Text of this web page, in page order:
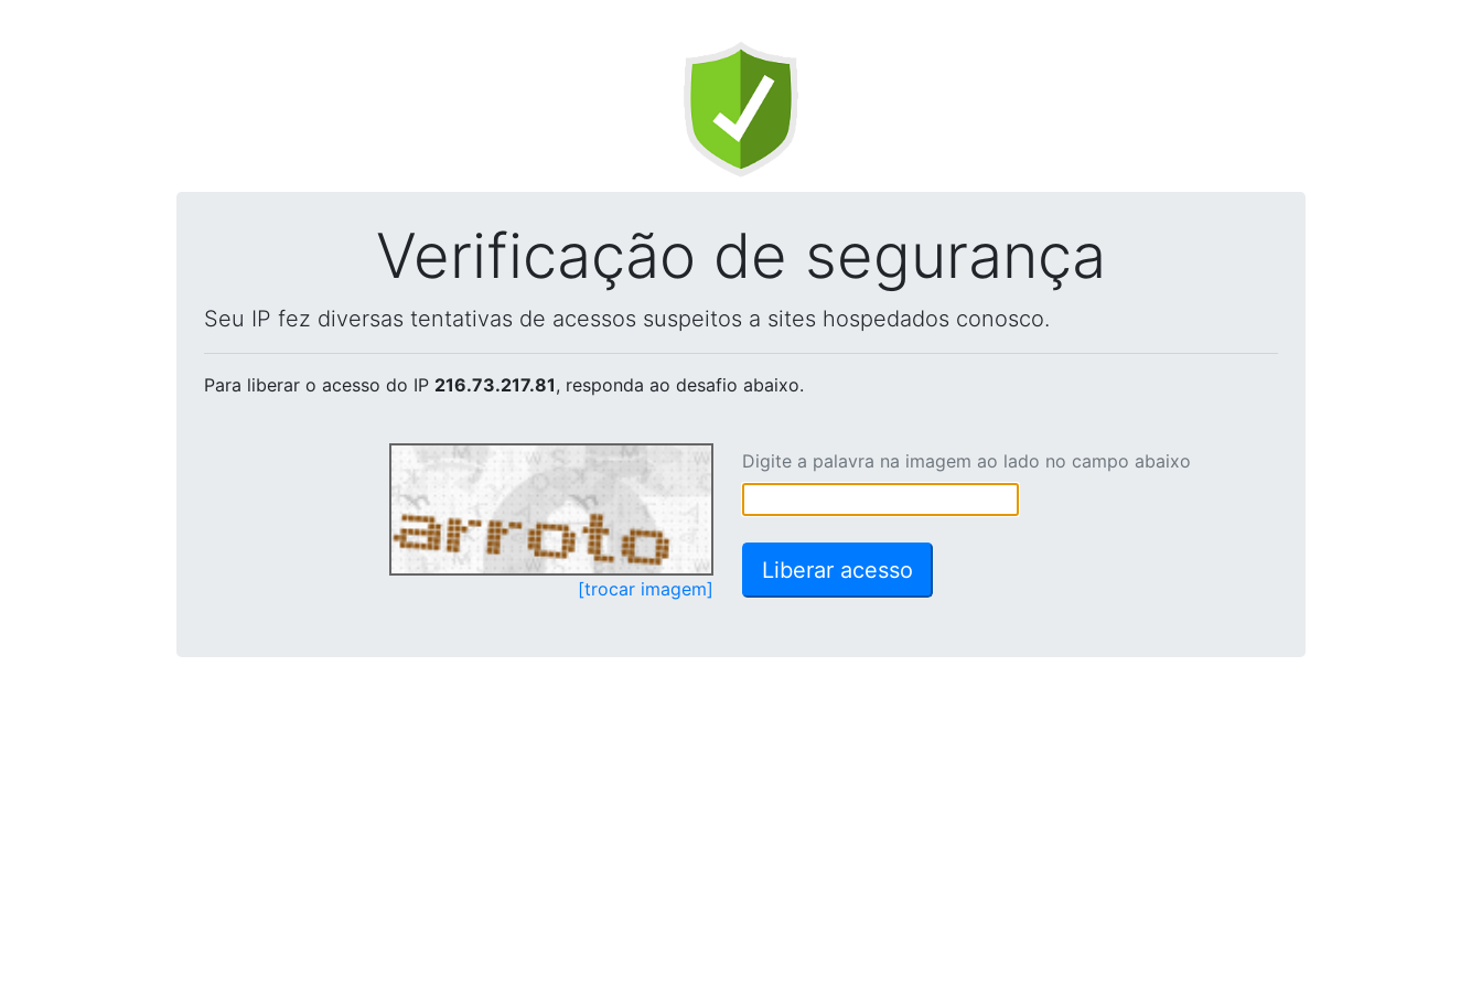
Verificação de segurança
Seu IP fez diversas tentativas de acessos suspeitos a sites hospedados conosco.
Para liberar o acesso do IP 216.73.217.81, responda ao desafio abaixo.
[trocar imagem]
Digite a palavra na imagem ao lado no campo abaixo